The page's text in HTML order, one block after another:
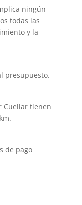
ningún
todas las
y la
presupuesto.
Cuellar tienen
de pago